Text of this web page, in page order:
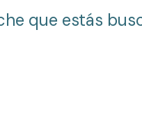
que estás